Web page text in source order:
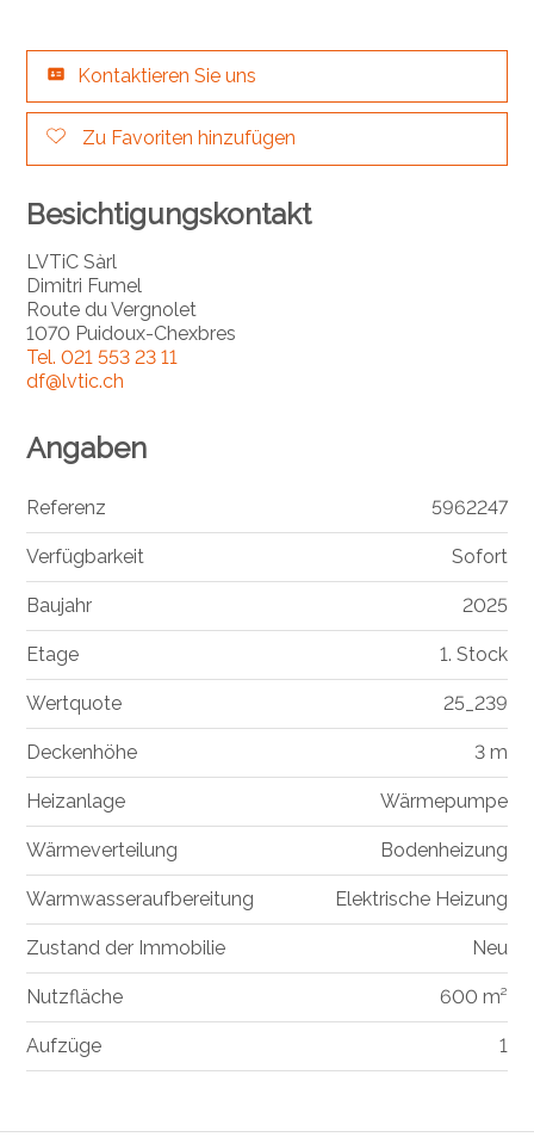
Kontaktieren Sie uns
Zu Favoriten hinzufügen
Besichtigungskontakt
LVTiC Sàrl
Dimitri Fumel
Route du Vergnolet
1070 Puidoux-Chexbres
Tel.021 553 23 11
df@lvtic.ch
Angaben
Referenz 5962247
Verfügbarkeit Sofort
Baujahr 2025
Etage 1. Stock
Wertquote 25_239
Deckenhöhe 3 m
Heizanlage Wärmepumpe
Wärmeverteilung Bodenheizung
Warmwasseraufbereitung Elektrische Heizung
Zustand der Immobilie Neu
Nutzfläche 600 m²
Aufzüge 1